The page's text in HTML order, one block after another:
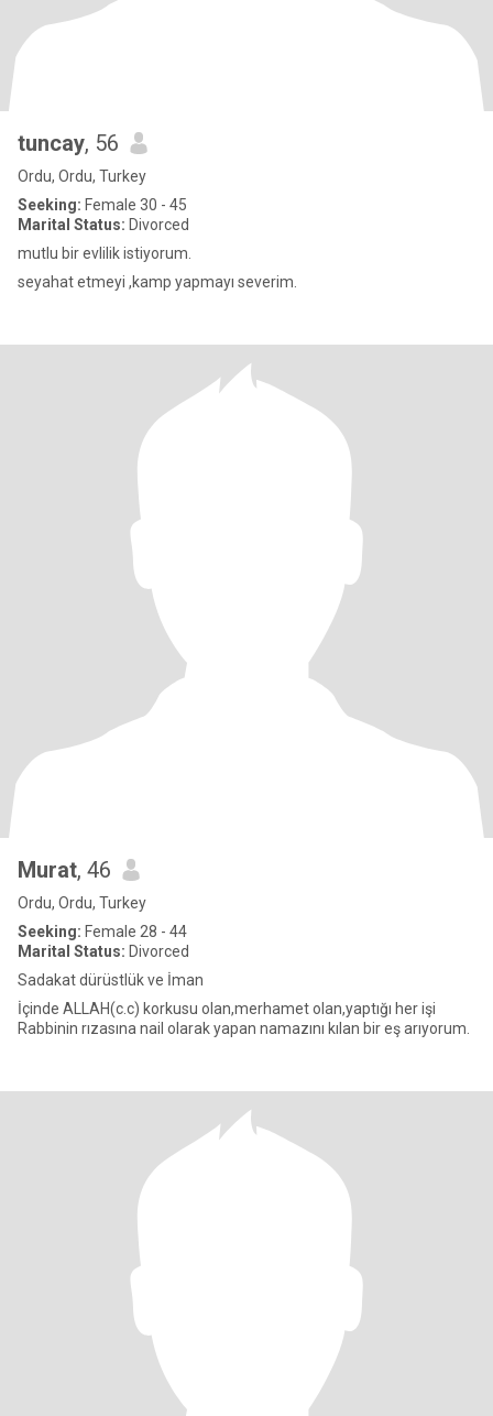
tuncay, 56
Ordu, Ordu, Turkey
Seeking: Female 30 - 45
Marital Status: Divorced
mutlu bir evlilik istiyorum.
seyahat etmeyi ,kamp yapmayı severim.
Murat, 46
Ordu, Ordu, Turkey
Seeking: Female 28 - 44
Marital Status: Divorced
Sadakat dürüstlük ve İman
İçinde ALLAH(c.c) korkusu olan,merhamet olan,yaptığı her işi
Rabbinin rızasına nail olarak yapan namazını kılan bir eş arıyorum.